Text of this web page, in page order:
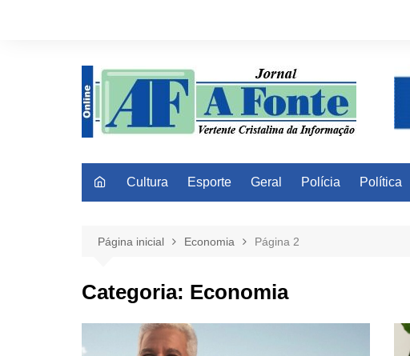
Cultura Esporte Geral Polícia Política
Página inicial Economia Página 2
Categoria: Economia